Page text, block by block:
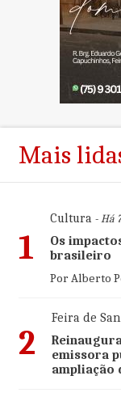
Mais
1
Cultura- Há
Os
brasileiro
Por Alberto
2
Feira de
emissora
ampliação